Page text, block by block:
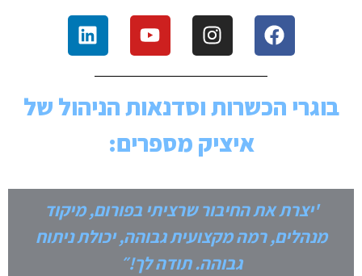
בוגרי הכשרות וסדנאות הניהול של
איציק מספרים:
'יצרת את החיבור שרציתי בפורום, מיקוד
מנהלים, רמה מקצועית גבוהה, יכולת ניתוח
גבוהה. תודה לך!״